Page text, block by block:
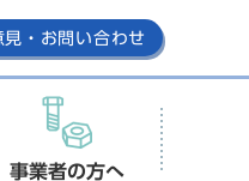
見・お問い合わせ
事業者の方へ